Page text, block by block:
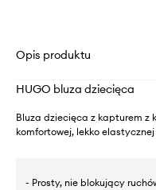
Opis produktu
HUGO bluza dziecięca
Bluza dziecięca z kapturem z
komfortowej, lekko
- Prosty, nie blokujący